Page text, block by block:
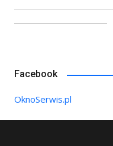
Facebook
OknoSerwis.pl